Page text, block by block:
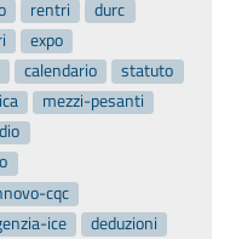
rentri
durc
expo
calendario
statuto
mezzi-pesanti
cqc
ice
deduzioni